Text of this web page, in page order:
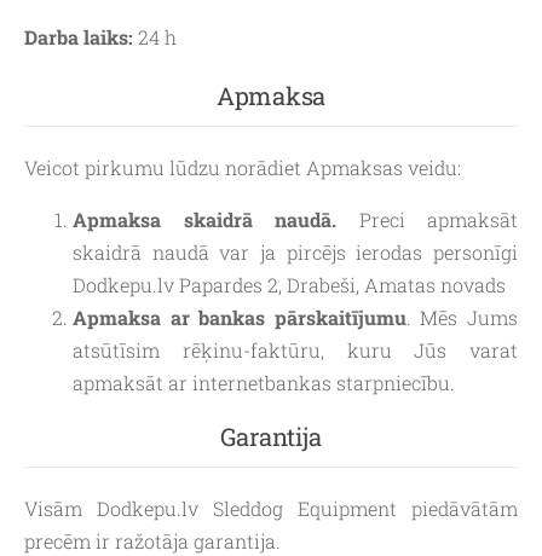
Darba laiks: 24 h
Apmaksa
Veicot pirkumu lūdzu norādiet Apmaksas veidu:
Apmaksa skaidrā naudā. Preci apmaksāt
skaidrā naudā var ja pircējs ierodas personīgi
Dodkepu.lv Papardes 2, Drabeši, Amatas novads
Apmaksa ar bankas pārskaitījumu. Mēs Jums
atsūtīsim rēķinu-faktūru, kuru Jūs varat
apmaksāt ar internetbankas starpniecību.
Garantija
Visām Dodkepu.lv Sleddog Equipment piedāvātām
precēm ir ražotāja garantija.